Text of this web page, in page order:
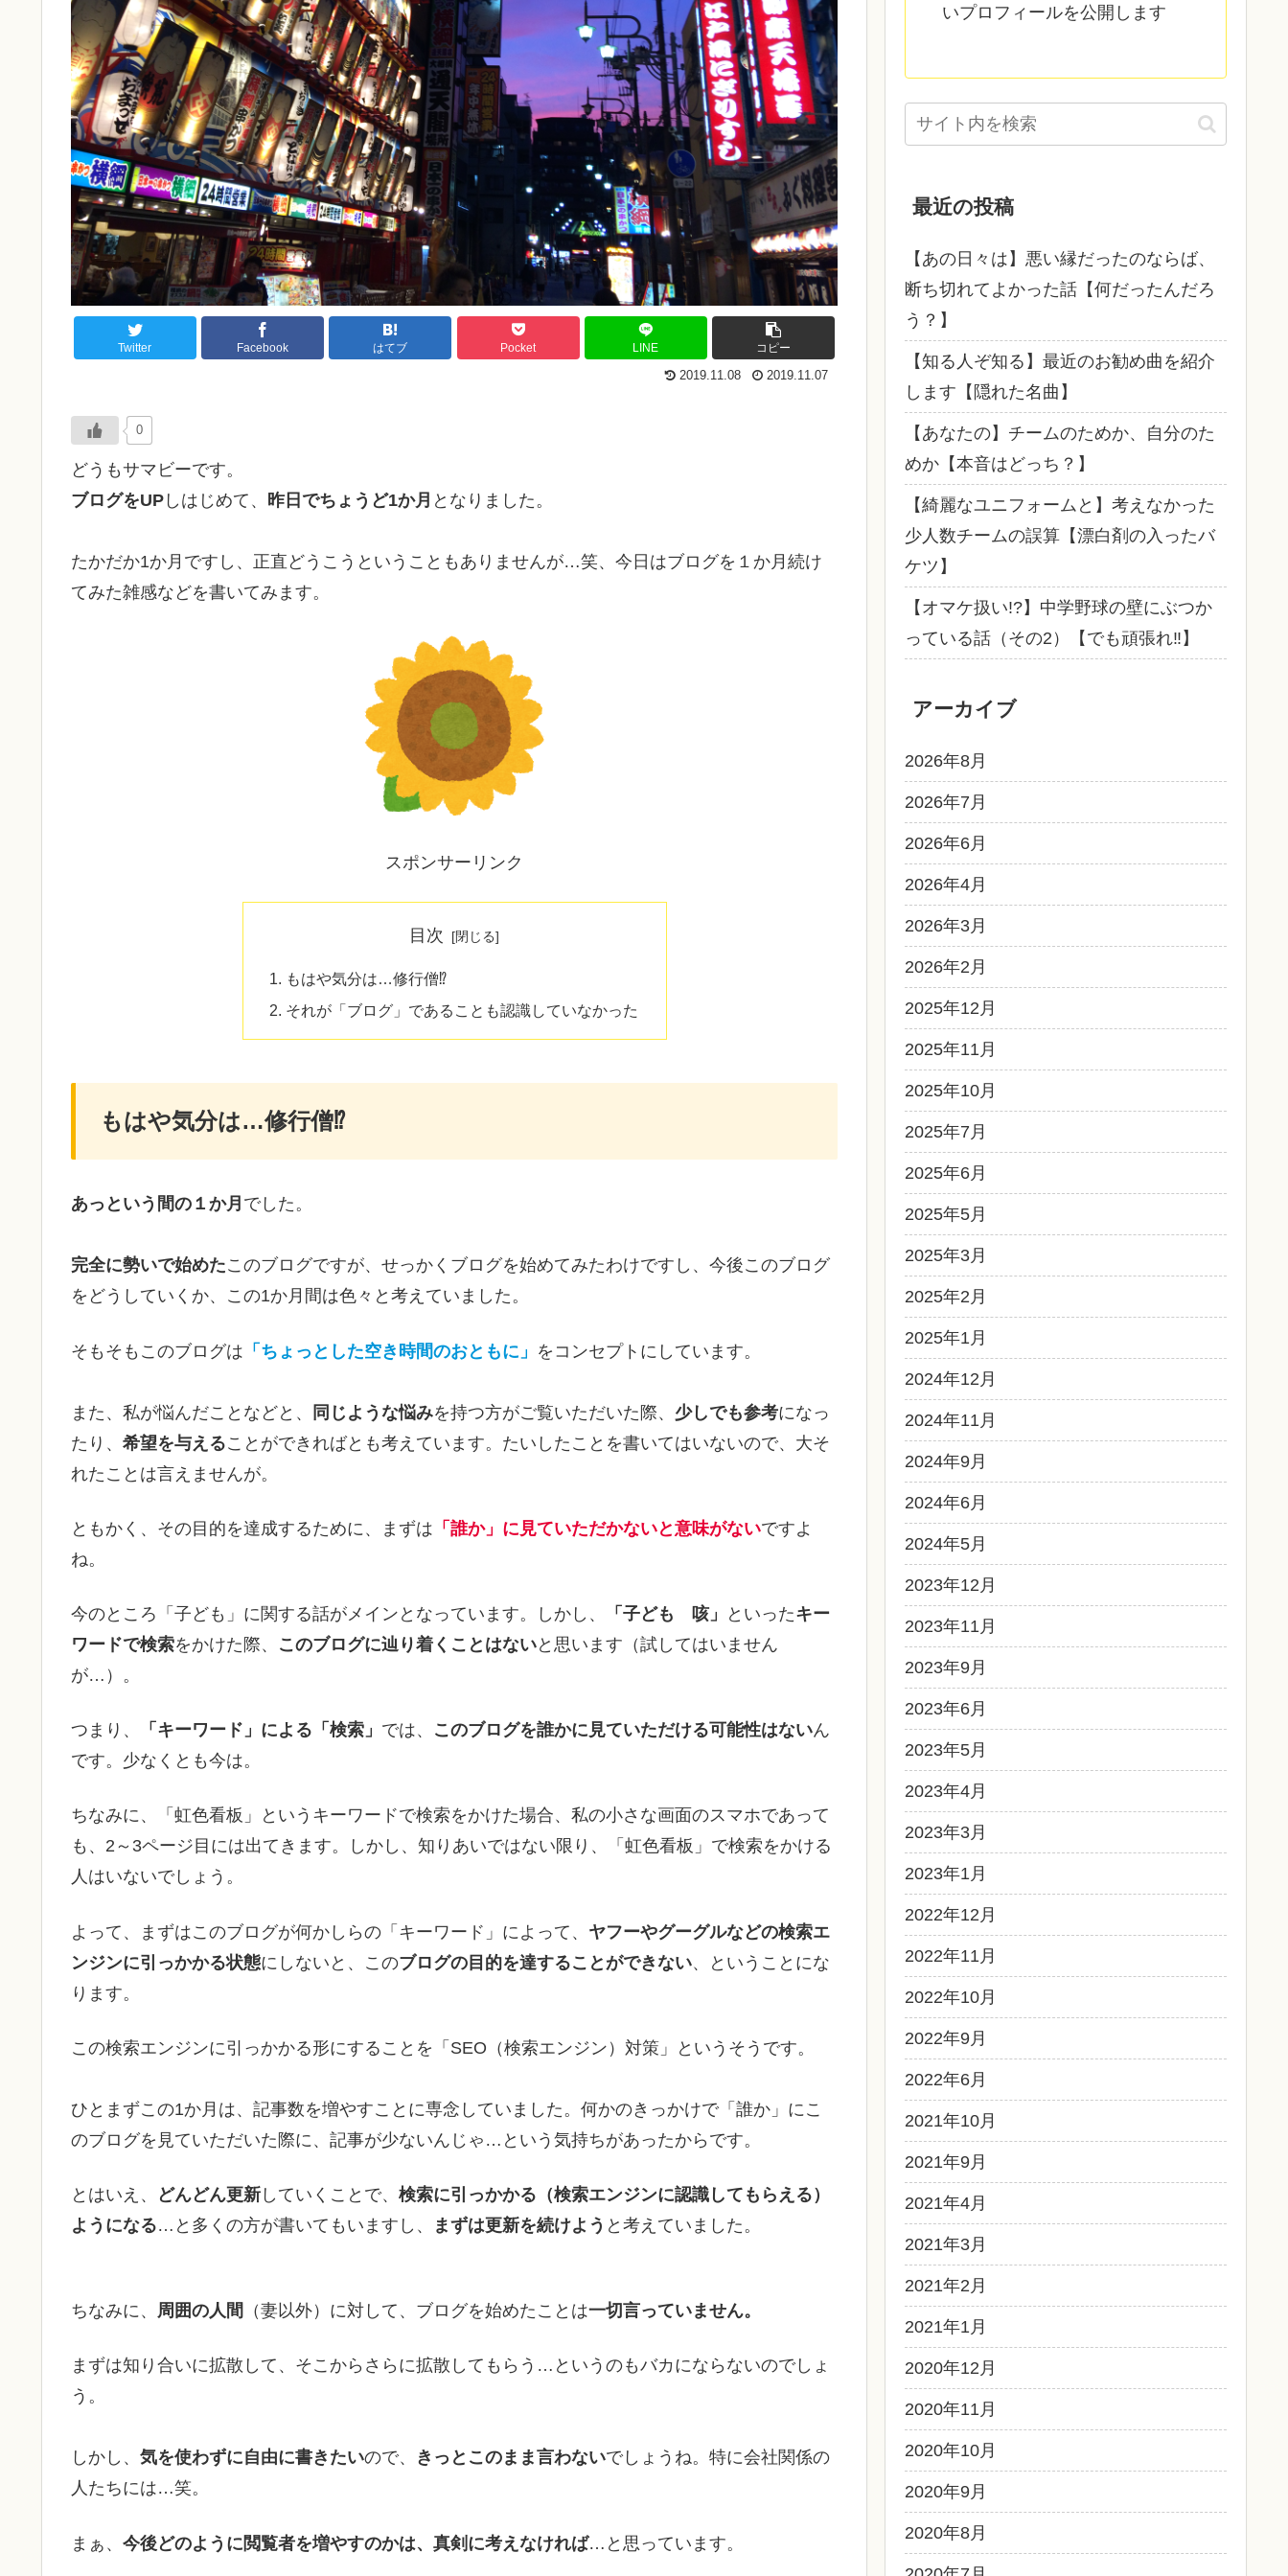
Twitter Facebook はてブ Pocket LINE コピー
2019.11.08 2019.11.07
0
どうもサマビーです。
ブログをUP しはじめて、 昨日でちょうど1か月 となりました。
たかだか1か月ですし、正直どうこうということもありませんが…笑、今日はブログを１か月続け
てみた雑感などを書いてみます。
スポンサーリンク
目次
もはや気分は…修行僧⁉
それが「ブログ」であることも認識していなかった
もはや気分は…修行僧⁉
あっという間の１か月 でした。
完全に勢いで始めたこのブログですが、せっかくブログを始めてみたわけですし、今後このブログ
をどうしていくか、この1か月間は色々と考えていました。
そもそもこのブログは 「ちょっとした空き時間のおともに」 をコンセプトにしています。
また、私が悩んだことなどと、 同じような悩みを持つ方がご覧いただいた際、 少しでも参考になっ
たり、 希望を与えることができればとも考えています。たいしたことを書いてはいないので、大そ
れたことは言えませんが。
ともかく、その目的を達成するために、まずは 「誰か」に見ていただかないと意味がないですよ
ね。
今のところ「子ども」に関する話がメインとなっています。しかし、 「子ども 咳」 といったキー
ワードで検索をかけた際、 このブログに辿り着くことはないと思います（試してはいません
が…）。
つまり、 「キーワード」による「検索」 では、 このブログを誰かに見ていただける可能性はないん
です。少なくとも今は。
ちなみに、「虹色看板」というキーワードで検索をかけた場合、私の小さな画面のスマホであって
も、2～3ページ目には出てきます。しかし、知りあいではない限り、「虹色看板」で検索をかける
人はいないでしょう。
よって、まずはこのブログが何かしらの「キーワード」によって、 ヤフーやグーグルなどの検索エ
ンジンに引っかかる状態にしないと、このブログの目的を達することができない、ということにな
ります。
この検索エンジンに引っかかる形にすることを「SEO（検索エンジン）対策」というそうです。
ひとまずこの1か月は、記事数を増やすことに専念していました。何かのきっかけで「誰か」にこ
のブログを見ていただいた際に、記事が少ないんじゃ…という気持ちがあったからです。
とはいえ、 どんどん更新 していくことで、 検索に引っかかる（検索エンジンに認識してもらえる）
ようになる…と多くの方が書いてもいますし、 まずは更新を続けよう と考えていました。
ちなみに、 周囲の人間 （妻以外）に対して、ブログを始めたことは一切言っていません。
まずは知り合いに拡散して、そこからさらに拡散してもらう…というのもバカにならないのでしょ
う。
しかし、 気を使わずに自由に書きたいので、 きっとこのまま言わないでしょうね。特に会社関係の
人たちには…笑。
まぁ、 今後どのように閲覧者を増やすのかは、真剣に考えなければ…と思っています。
いプロフィールを公開します
最近の投稿
【あの日々は】悪い縁だったのならば、
断ち切れてよかった話【何だったんだろ
う？】
【知る人ぞ知る】最近のお勧め曲を紹介
します【隠れた名曲】
【あなたの】チームのためか、自分のた
めか【本音はどっち？】
【綺麗なユニフォームと】考えなかった
少人数チームの誤算【漂白剤の入ったバ
ケツ】
【オマケ扱い!?】中学野球の壁にぶつか
っている話（その2）【でも頑張れ‼】
アーカイブ
2026年8月
2026年7月
2026年6月
2026年4月
2026年3月
2026年2月
2025年12月
2025年11月
2025年10月
2025年7月
2025年6月
2025年5月
2025年3月
2025年2月
2025年1月
2024年12月
2024年11月
2024年9月
2024年6月
2024年5月
2023年12月
2023年11月
2023年9月
2023年6月
2023年5月
2023年4月
2023年3月
2023年1月
2022年12月
2022年11月
2022年10月
2022年9月
2022年6月
2021年10月
2021年9月
2021年4月
2021年3月
2021年2月
2021年1月
2020年12月
2020年11月
2020年10月
2020年9月
2020年8月